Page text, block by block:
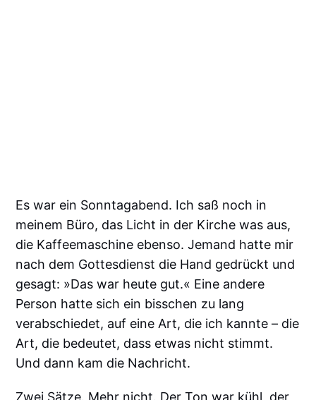
Es war ein Sonntagabend. Ich saß noch in
meinem Büro, das Licht in der Kirche was aus,
die Kaffeemaschine ebenso. Jemand hatte mir
nach dem Gottesdienst die Hand gedrückt und
gesagt: »Das war heute gut.« Eine andere
Person hatte sich ein bisschen zu lang
verabschiedet, auf eine Art, die ich kannte – die
Art, die bedeutet, dass etwas nicht stimmt.
Und dann kam die Nachricht.
Zwei Sätze. Mehr nicht. Der Ton war kühl, der